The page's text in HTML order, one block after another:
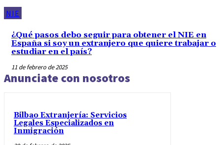
NIE
¿Qué pasos debo seguir para obtener el NIE en
España si soy un extranjero que quiere trabajar o
estudiar en el país?
11 de febrero de 2025
Anunciate con nosotros
Bilbao Extranjería: Servicios
Legales Especializados en
Inmigración